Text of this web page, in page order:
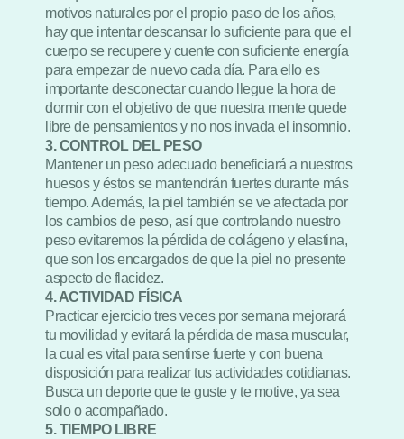
motivos naturales por el propio paso de los años,
hay que intentar descansar lo suficiente para que el
cuerpo se recupere y cuente con suficiente energía
para empezar de nuevo cada día. Para ello es
importante desconectar cuando llegue la hora de
dormir con el objetivo de que nuestra mente quede
libre de pensamientos y no nos invada el insomnio.
3. CONTROL DEL PESO
Mantener un peso adecuado beneficiará a nuestros
huesos y éstos se mantendrán fuertes durante más
tiempo. Además, la piel también se ve afectada por
los cambios de peso, así que controlando nuestro
peso evitaremos la pérdida de colágeno y elastina,
que son los encargados de que la piel no presente
aspecto de flacidez.
4. ACTIVIDAD FÍSICA
Practicar ejercicio tres veces por semana mejorará
tu movilidad y evitará la pérdida de masa muscular,
la cual es vital para sentirse fuerte y con buena
disposición para realizar tus actividades cotidianas.
Busca un deporte que te guste y te motive, ya sea
solo o acompañado.
5. TIEMPO LIBRE